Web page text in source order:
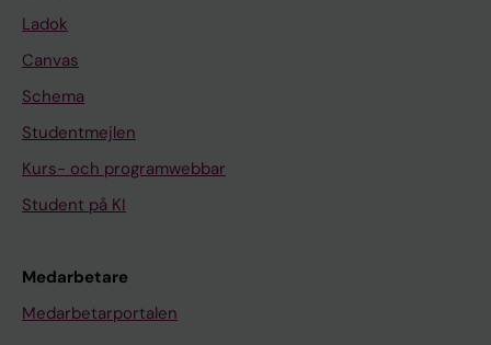
Ladok
Canvas
Schema
Studentmejlen
Kurs- och programwebbar
Student på KI
Medarbetare
Medarbetarportalen